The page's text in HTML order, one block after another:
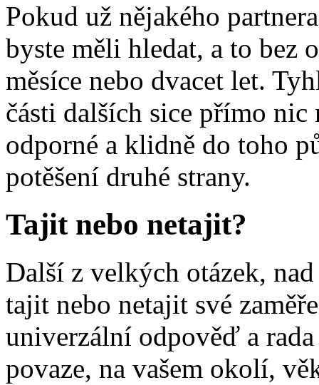
Pokud už nějakého
byste měli hledat, a to bez
měsíce nebo dvacet let.
části dalších sice přímo
odporné a klidně do toho
potěšení druhé strany.
Tajit nebo netajit?
Další z velkých otázek,
tajit nebo netajit své
univerzální odpověď a
povaze, na vašem okolí,